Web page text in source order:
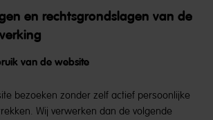
en rechtsgrondslagen van de
van de website
bezoeken zonder zelf actief persoonlijke
Wij verwerken dan de volgende